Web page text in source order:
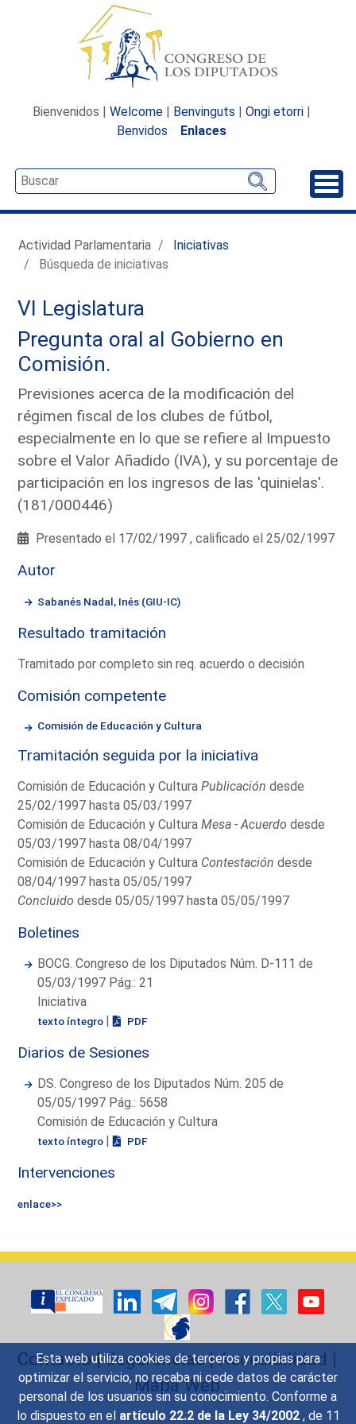
Esta web utiliza cookies de terceros y propias para
optimizar el servicio, no recaba ni cede datos de carácter
personal de los usuarios sin su conocimiento. Conforme a
lo dispuesto en el artículo 22.2 de la Ley 34/2002 , de 11
Bienvenidos | Welcome | Benvinguts | Ongi etorri |
Benvidos
Enlaces
Actividad Parlamentaria
Iniciativas
Búsqueda de iniciativas
VI Legislatura
Pregunta oral al Gobierno en
Comisión.
Previsiones acerca de la modificación del
régimen fiscal de los clubes de fútbol,
especialmente en lo que se refiere al Impuesto
sobre el Valor Añadido (IVA), y su porcentaje de
participación en los ingresos de las 'quinielas'.
(181/000446)
Presentado el 17/02/1997 , calificado el 25/02/1997
Autor
Sabanés Nadal, Inés (GIU-IC)
Resultado tramitación
Tramitado por completo sin req. acuerdo o decisión
Comisión competente
Comisión de Educación y Cultura
Tramitación seguida por la iniciativa
Comisión de Educación y CulturaPublicación desde
25/02/1997 hasta 05/03/1997
Comisión de Educación y CulturaMesa - Acuerdo desde
05/03/1997 hasta 08/04/1997
Comisión de Educación y Cultura Contestación desde
08/04/1997 hasta 05/05/1997
Concluido desde 05/05/1997 hasta 05/05/1997
Boletines
BOCG. Congreso de los Diputados Núm. D-111 de
05/03/1997 Pág.: 21
Iniciativa
texto íntegro | PDF
Diarios de Sesiones
DS. Congreso de los Diputados Núm. 205 de
05/05/1997 Pág.: 5658
Comisión de Educación y Cultura
texto íntegro | PDF
Intervenciones
enlace>>
Contacto|Sugerencias|Accesibilidad |
Mapa Web